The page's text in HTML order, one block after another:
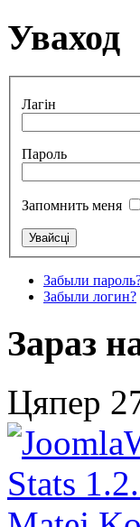
Уваход
Лагін
Пароль
Запомнить меня
Забыли
Забыли логин?
Зараз
Цяпер